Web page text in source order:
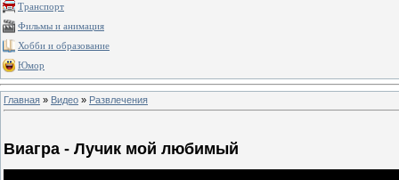
Транспорт
Фильмы и анимация
Хобби и образование
Юмор
Главная » Видео » Развлечения
Виагра - Лучик мой любимый